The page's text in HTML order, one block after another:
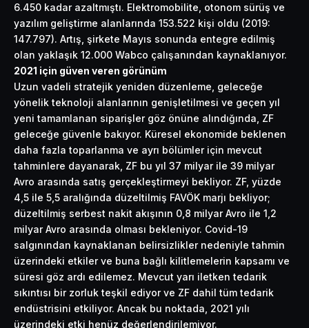
6.450 kadar azaltmıştı. Elektromobilite, otonom sürüş ve
yazılım geliştirme alanlarında 153.522 kişi oldu (2019:
147.797). Artış, şirkete Mayıs sonunda entegre edilmiş
olan yaklaşık 12.000 Wabco çalışanından kaynaklanıyor.
2021 için güven veren görünüm
Uzun vadeli stratejik yeniden düzenleme, geleceğe
yönelik teknoloji alanlarının genişletilmesi ve geçen yıl
yeni tamamlanan siparişler göz önüne alındığında, ZF
geleceğe güvenle bakıyor. Küresel ekonomide beklenen
daha fazla toparlanma ve ayrı bölümler için mevcut
tahminlere dayanarak, ZF bu yıl 37 milyar ile 39 milyar
Avro arasında satış gerçekleştirmeyi bekliyor. ZF, yüzde
4,5 ile 5,5 aralığında düzeltilmiş FAVÖK marjı bekliyor;
düzeltilmiş serbest nakit akışının 0,8 milyar Avro ile 1,2
milyar Avro arasında olması bekleniyor. Covid-19
salgınından kaynaklanan belirsizlikler nedeniyle tahmin
üzerindeki etkiler ve buna bağlı kilitlemelerin kapsamı ve
süresi göz ardı edilemez. Mevcut yarı iletken tedarik
sıkıntısı bir zorluk teşkil ediyor ve ZF dahil tüm tedarik
endüstrisini etkiliyor. Ancak bu noktada, 2021 yılı
üzerindeki etki henüz değerlendirilemiyor.